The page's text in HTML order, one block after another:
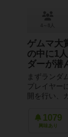
ゲムマ大
の中に1
ダーが潜
まずランダ
プレイヤー
開を行い、
1079
興味あり